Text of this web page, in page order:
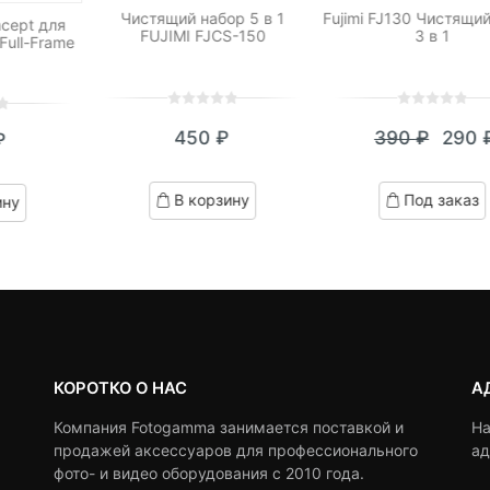
для
Frame
Чистящий набор 5 в 1
FUJIMI FJCS-150
out
based
on
customer
450₽
В корзину
Fujimi FJ130
3 в 1
out
based
on
customer
390₽ 290
цена:
290
Под заказ
КОРОТКО О НАС
Компания Fotogamma занимается поставкой и
продажей аксессуаров для профессионального
фото- и видео оборудования с 2010 года.